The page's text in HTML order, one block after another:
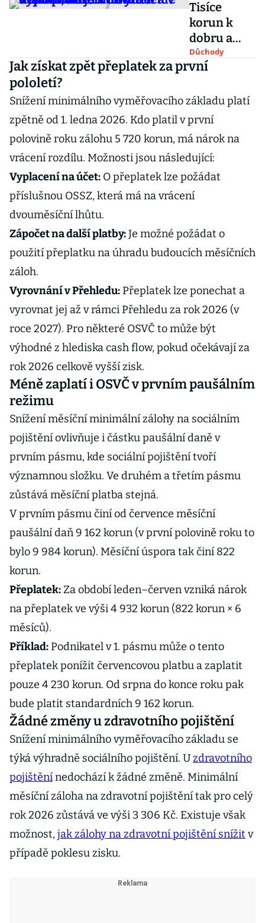
Tisíce
korun k
dobru a
nulové
daně.
v důchodu
se
extrémně
vyplatí, na
jednu věc si
ale dejte
pozor
Důchody
Jak získat zpět přeplatek za první
pololetí?
Snížení minimálního vyměřovacího základu platí
zpětně od 1. ledna 2026. Kdo platil v první
polovině roku zálohu 5 720 korun, má nárok na
vrácení rozdílu. Možnosti jsou následující:
Vyplacení na účet: O přeplatek lze požádat
příslušnou OSSZ, která má na vrácení
dvouměsíční lhůtu.
Zápočet na další platby:Je možné požádat o
použití přeplatku na úhradu budoucích měsíčních
záloh.
Vyrovnání v Přehledu:Přeplatek lze ponechat a
vyrovnat jej až v rámci Přehledu za rok 2026 (v
roce 2027). Pro některé OSVČ to může být
výhodné z hlediska cash flow, pokud očekávají za
rok 2026 celkově vyšší zisk.
Méně zaplatí i OSVČ v prvním paušálním
režimu
Snížení měsíční minimální zálohy na sociálním
pojištění ovlivňuje i částku paušální daně v
prvním pásmu, kde sociální pojištění tvoří
významnou složku. Ve druhém a třetím pásmu
zůstává měsíční platba stejná.
V prvním pásmu činí od července měsíční
paušální daň 9 162 korun (v první polovině roku to
bylo 9 984 korun). Měsíční úspora tak činí 822
korun.
Přeplatek:Za období leden–červen vzniká nárok
na přeplatek ve výši 4 932 korun (822 korun × 6
měsíců).
Příklad:Podnikatel v 1. pásmu může o tento
přeplatek ponížit červencovou platbu a zaplatit
pouze 4 230 korun. Od srpna do konce roku pak
bude platit standardních 9 162 korun.
Žádné změny u zdravotního pojištění
Snížení minimálního vyměřovacího základu se
týká výhradně sociálního pojištění. Uzdravotního
pojištěnínedochází k žádné změně. Minimální
měsíční záloha na zdravotní pojištění tak pro celý
rok 2026 zůstává ve výši 3 306 Kč. Existuje však
možnost,jak zálohy na zdravotní pojištění snížit v
případě poklesu zisku.